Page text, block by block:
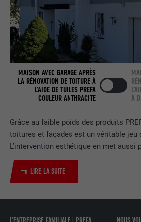
Grâce au faible poids des produits
toitures et façades est un véritable jeu
L’intervention esthétique en met aussi
LIRE LA SUITE
MAISON AVEC GARAGE APRÈS
LA RÉNOVATION DE TOITURE À
L’AIDE DE TUILES PREFA
COULEUR ANTHRACITE
À
L’ENTREPRISE FAMILIALE | PREFA NOUS
NOM
FOURNISSEUR LinkedIn
EXPIRATION 2 ans
UTILITÉ
Utilisé par le service
LinkedIn pour
services intégrés.
bscookie
LinkedIn
EXPIRATION
Utilisé par le
services intégrés